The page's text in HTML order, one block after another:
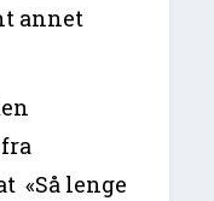
annet
«Så lenge